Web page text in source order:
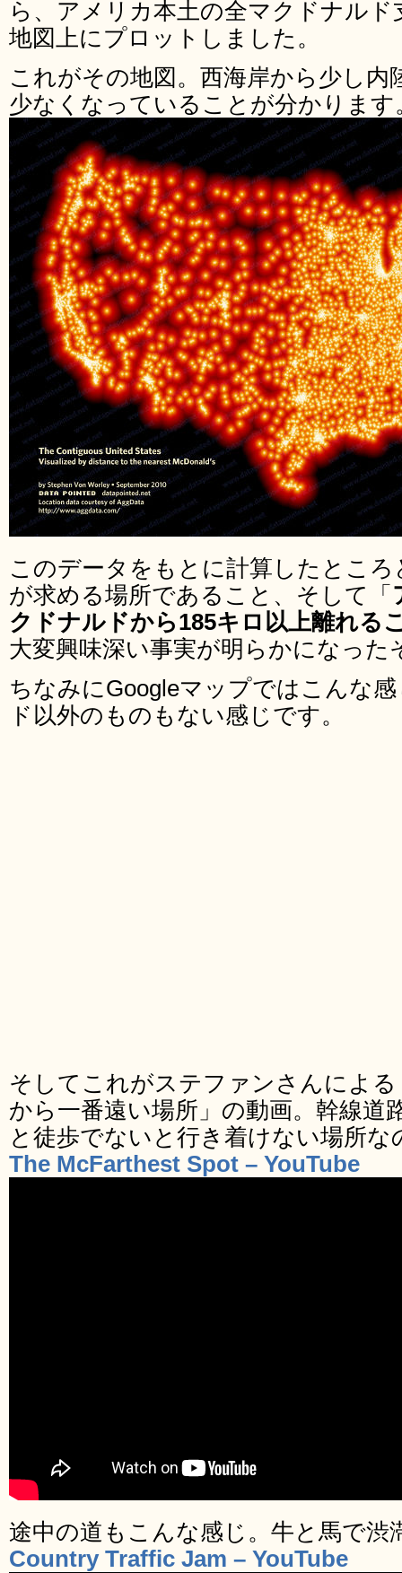
ら、アメリカ本土の全マクドナル
地図上にプロットしました。
これがその地図。西海岸から少し内
少なくなっていることが分かります
このデータをもとに計算したとこ
が求める場所であること、そして「
クドナルドから185キロ以上離れる
大変興味深い事実が明らかになった
ちなみにGoogleマップではこんな
ド以外のものもない感じです。
そしてこれがステファンさんによ
から一番遠い場所」の動画。幹線道
と徒歩でないと行き着けない場所な
The McFarthest Spot – YouTube
途中の道もこんな感じ。牛と馬で渋
Country Traffic Jam – YouTube